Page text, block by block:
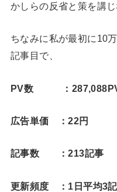
かしらの反省と策を講
ちなみに私が最初に10
記事目で、
PV数 ：
広告単価 ：22円
記事数 ：213記事
更新頻度 ：1日平均3